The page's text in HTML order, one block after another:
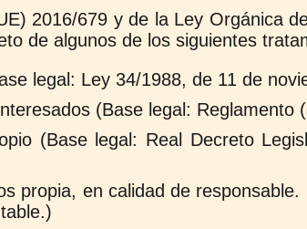
2016/679 y de la Ley Orgánica
de algunos de los siguientes
legal: Ley 34/1988, de 11 de
(Base legal:
(Base legal: Real Decreto
propia, en calidad de